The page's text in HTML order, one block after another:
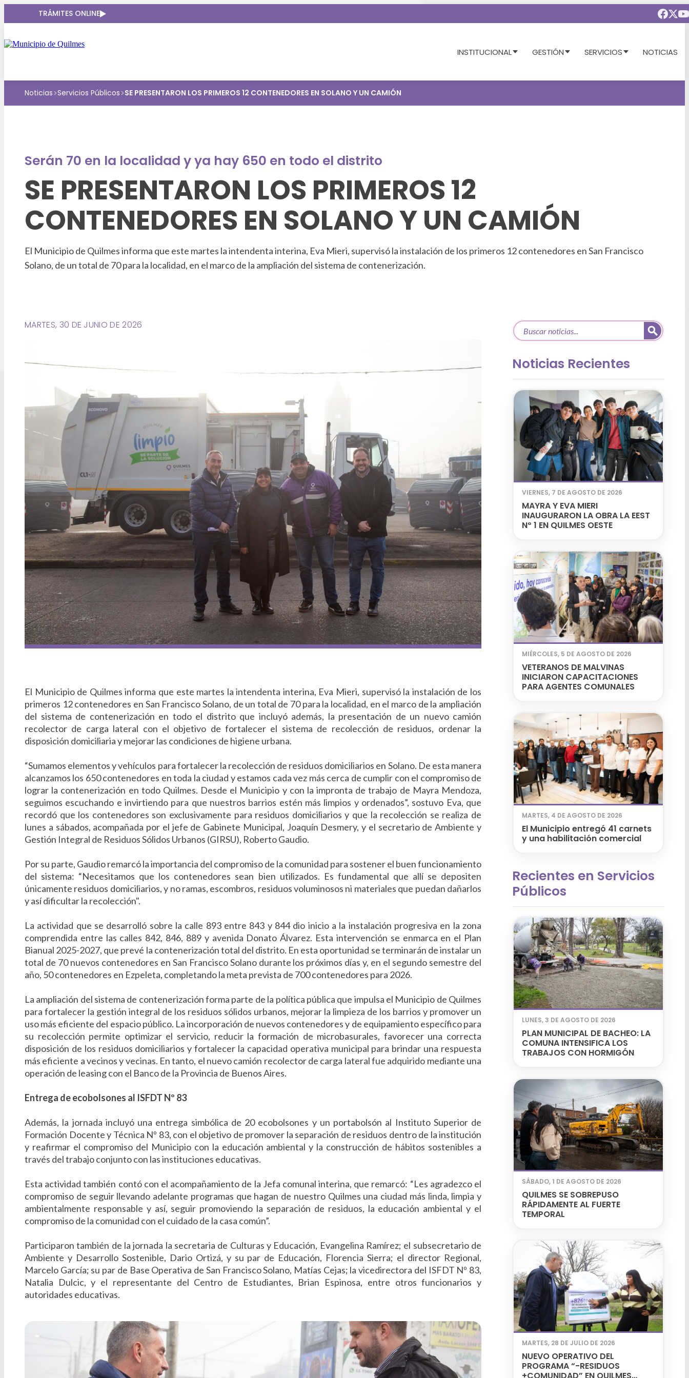
TRÁMITES ONLINE
INSTITUCIONAL GESTIÓN SERVICIOS NOTICIAS
Noticias>Servicios Públicos>SE PRESENTARON LOS PRIMEROS 12 CONTENEDORES EN SOLANO Y UN CAMIÓN
Serán 70 en la localidad y ya hay 650 en todo el distrito
SE PRESENTARON LOS PRIMEROS 12
CONTENEDORES EN SOLANO Y UN CAMIÓN
El Municipio de Quilmes informa que este martes la intendenta interina, Eva Mieri, supervisó la instalación de los primeros 12 contenedores en San Francisco
Solano, de un total de 70 para la localidad, en el marco de la ampliación del sistema de contenerización.
MARTES, 30 DE JUNIO DE 2026
El Municipio de Quilmes informa que este martes la intendenta interina, Eva Mieri, supervisó la instalación de los
primeros 12 contenedores en San Francisco Solano, de un total de 70 para la localidad, en el marco de la ampliación
del sistema de contenerización en todo el distrito que incluyó además, la presentación de un nuevo camión
recolector de carga lateral con el objetivo de fortalecer el sistema de recolección de residuos, ordenar la
disposición domiciliaria y mejorar las condiciones de higiene urbana.
“Sumamos elementos y vehículos para fortalecer la recolección de residuos domiciliarios en Solano. De esta manera
alcanzamos los 650 contenedores en toda la ciudad y estamos cada vez más cerca de cumplir con el compromiso de
lograr la contenerización en todo Quilmes. Desde el Municipio y con la impronta de trabajo de Mayra Mendoza,
seguimos escuchando e invirtiendo para que nuestros barrios estén más limpios y ordenados”, sostuvo Eva, que
recordó que los contenedores son exclusivamente para residuos domiciliarios y que la recolección se realiza de
lunes a sábados, acompañada por el jefe de Gabinete Municipal, Joaquín Desmery, y el secretario de Ambiente y
Gestión Integral de Residuos Sólidos Urbanos (GIRSU), Roberto Gaudio.
Por su parte, Gaudio remarcó la importancia del compromiso de la comunidad para sostener el buen funcionamiento
del sistema: “Necesitamos que los contenedores sean bien utilizados. Es fundamental que allí se depositen
únicamente residuos domiciliarios, y no ramas, escombros, residuos voluminosos ni materiales que puedan dañarlos
y así dificultar la recolección".
La actividad que se desarrolló sobre la calle 893 entre 843 y 844 dio inicio a la instalación progresiva en la zona
comprendida entre las calles 842, 846, 889 y avenida Donato Álvarez. Esta intervención se enmarca en el Plan
Bianual 2025-2027, que prevé la contenerización total del distrito. En esta oportunidad se terminarán de instalar un
total de 70 nuevos contenedores en San Francisco Solano durante los próximos días y, en el segundo semestre del
año, 50 contenedores en Ezpeleta, completando la meta prevista de 700 contenedores para 2026.
La ampliación del sistema de contenerización forma parte de la política pública que impulsa el Municipio de Quilmes
para fortalecer la gestión integral de los residuos sólidos urbanos, mejorar la limpieza de los barrios y promover un
uso más eficiente del espacio público. La incorporación de nuevos contenedores y de equipamiento específico para
su recolección permite optimizar el servicio, reducir la formación de microbasurales, favorecer una correcta
disposición de los residuos domiciliarios y fortalecer la capacidad operativa municipal para brindar una respuesta
más eficiente a vecinos y vecinas. En tanto, el nuevo camión recolector de carga lateral fue adquirido mediante una
operación de leasing con el Banco de la Provincia de Buenos Aires.
Entrega de ecobolsones al ISFDT Nº 83
Además, la jornada incluyó una entrega simbólica de 20 ecobolsones y un portabolsón al Instituto Superior de
Formación Docente y Técnica Nº 83, con el objetivo de promover la separación de residuos dentro de la institución
y reafirmar el compromiso del Municipio con la educación ambiental y la construcción de hábitos sostenibles a
través del trabajo conjunto con las instituciones educativas.
Esta actividad también contó con el acompañamiento de la Jefa comunal interina, que remarcó: “Les agradezco el
compromiso de seguir llevando adelante programas que hagan de nuestro Quilmes una ciudad más linda, limpia y
ambientalmente responsable y así, seguir promoviendo la separación de residuos, la educación ambiental y el
compromiso de la comunidad con el cuidado de la casa común”.
Participaron también de la jornada la secretaria de Culturas y Educación, Evangelina Ramírez; el subsecretario de
Ambiente y Desarrollo Sostenible, Dario Ortizá, y su par de Educación, Florencia Sierra; el director Regional,
Marcelo García; su par de Base Operativa de San Francisco Solano, Matías Cejas; la vicedirectora del ISFDT Nº 83,
Natalia Dulcic, y el representante del Centro de Estudiantes, Brian Espinosa, entre otros funcionarios y
autoridades educativas.
Noticias Recientes
VIERNES, 7 DE AGOSTO DE 2026
MAYRA Y EVA MIERI
INAUGURARON LA OBRA LA EEST
Nº 1 EN QUILMES OESTE
MIÉRCOLES, 5 DE AGOSTO DE 2026
VETERANOS DE MALVINAS
INICIARON CAPACITACIONES
PARA AGENTES COMUNALES
MARTES, 4 DE AGOSTO DE 2026
El Municipio entregó 41 carnets
y una habilitación comercial
Recientes en Servicios
Públicos
LUNES, 3 DE AGOSTO DE 2026
PLAN MUNICIPAL DE BACHEO: LA
COMUNA INTENSIFICA LOS
TRABAJOS CON HORMIGÓN
SÁBADO, 1 DE AGOSTO DE 2026
QUILMES SE SOBREPUSO
RÁPIDAMENTE AL FUERTE
TEMPORAL
MARTES, 28 DE JULIO DE 2026
NUEVO OPERATIVO DEL
PROGRAMA “-RESIDUOS